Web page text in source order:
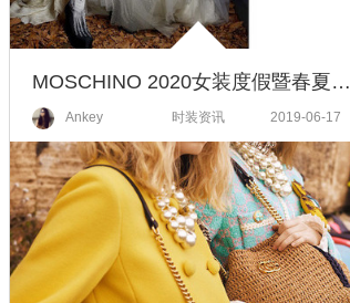
MOSCHINO 2020女装度假暨春夏男装系列时装秀及秀后派对
Ankey 时装资讯 2019-06-17